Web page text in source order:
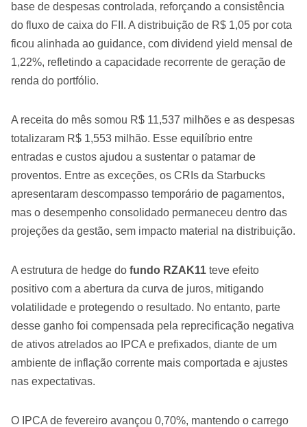
base de despesas controlada, reforçando a consistência
do fluxo de caixa do FII. A distribuição de R$ 1,05 por cota
ficou alinhada ao guidance, com dividend yield mensal de
1,22%, refletindo a capacidade recorrente de geração de
renda do portfólio.
A receita do mês somou R$ 11,537 milhões e as despesas
totalizaram R$ 1,553 milhão. Esse equilíbrio entre
entradas e custos ajudou a sustentar o patamar de
proventos. Entre as exceções, os CRIs da Starbucks
apresentaram descompasso temporário de pagamentos,
mas o desempenho consolidado permaneceu dentro das
projeções da gestão, sem impacto material na distribuição.
A estrutura de hedge do fundo RZAK11 teve efeito
positivo com a abertura da curva de juros, mitigando
volatilidade e protegendo o resultado. No entanto, parte
desse ganho foi compensada pela reprecificação negativa
de ativos atrelados ao IPCA e prefixados, diante de um
ambiente de inflação corrente mais comportada e ajustes
nas expectativas.
O IPCA de fevereiro avançou 0,70%, mantendo o carrego